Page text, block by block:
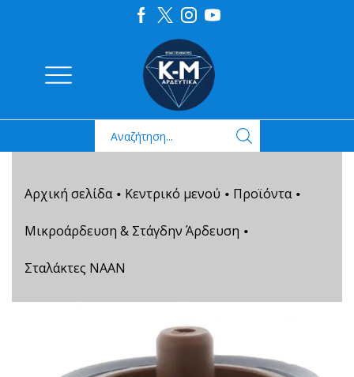
Αρχική σελίδα • Κεντρικό μενού • Προϊόντα •
Μικροάρδευση & Στάγδην Άρδευση •
Σταλάκτες NAAN